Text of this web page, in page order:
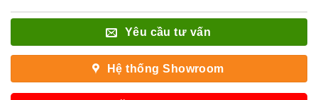
Yêu cầu tư vấn
Hệ thống Showroom